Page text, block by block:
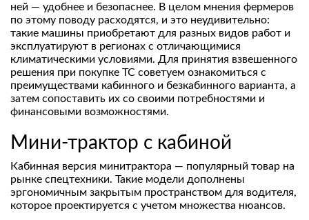
ней — удобнее и безопаснее. В целом мнения фермеров
по этому поводу расходятся, и это неудивительно:
такие машины приобретают для разных видов работ и
эксплуатируют в регионах с отличающимися
климатическими условиями. Для принятия взвешенного
решения при покупке ТС советуем ознакомиться с
преимуществами кабинного и безкабинного варианта, а
затем сопоставить их со своими потребностями и
финансовыми возможностями.
Мини-трактор с кабиной
Кабинная версия минитрактора — популярный товар на
рынке спецтехники. Такие модели дополнены
эргономичным закрытым пространством для водителя,
которое проектируется с учетом множества нюансов.